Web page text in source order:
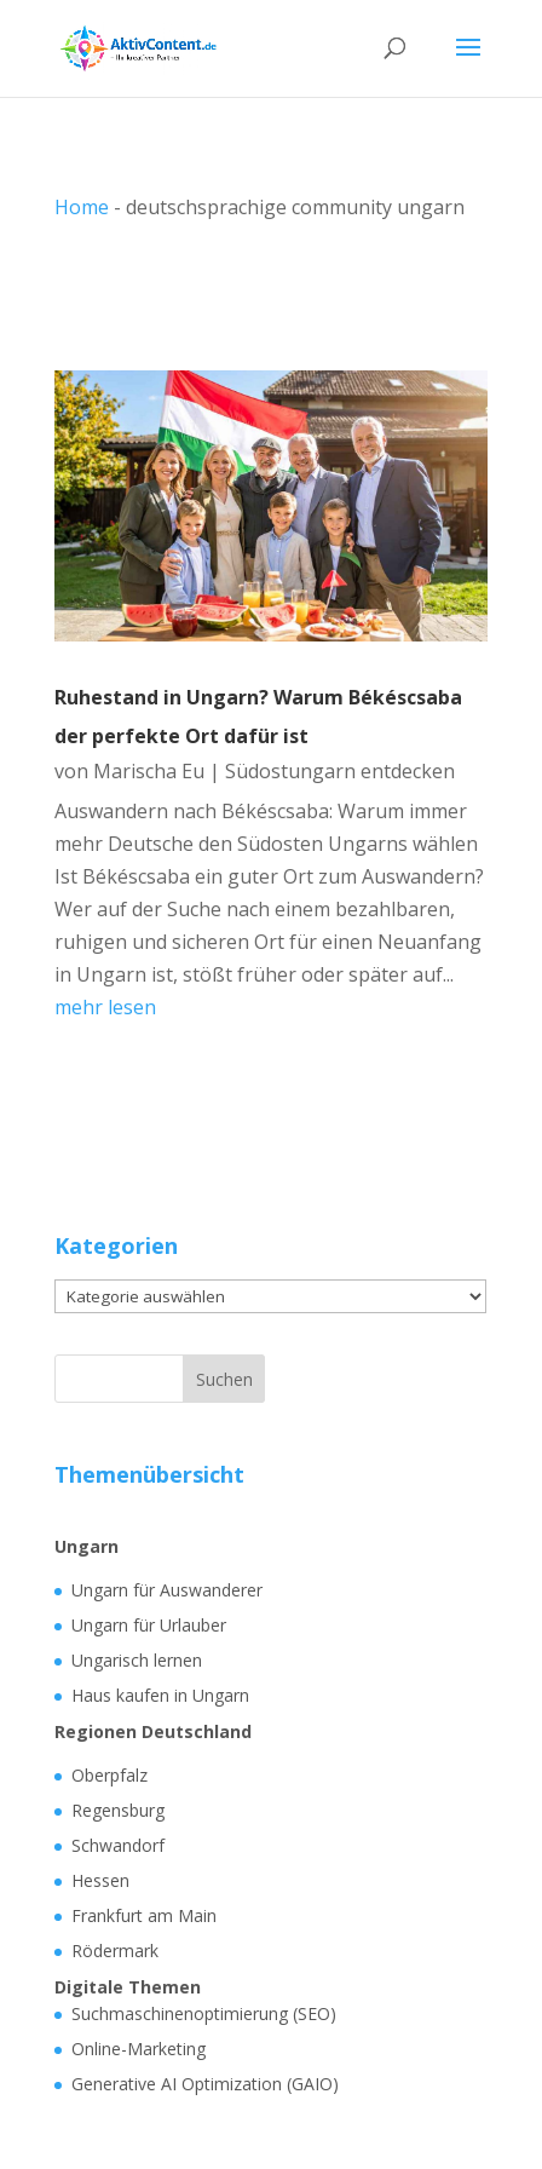
Home - deutschsprachige community ungarn
Ruhestand in Ungarn? Warum Békéscsaba
der perfekte Ort dafür ist
von Marischa Eu | Südostungarn entdecken
Auswandern nach Békéscsaba: Warum immer
mehr Deutsche den Südosten Ungarns wählen
Ist Békéscsaba ein guter Ort zum Auswandern?
Wer auf der Suche nach einem bezahlbaren,
ruhigen und sicheren Ort für einen Neuanfang
in Ungarn ist, stößt früher oder später auf...
mehr lesen
Kategorien
Kategorien
Themenübersicht
Ungarn
Ungarn für Auswanderer
Ungarn für Urlauber
Ungarisch lernen
Haus kaufen in Ungarn
Regionen Deutschland
Oberpfalz
Regensburg
Schwandorf
Hessen
Frankfurt am Main
Rödermark
Digitale Themen
Suchmaschinenoptimierung (SEO)
Online-Marketing
Generative AI Optimization (GAIO)